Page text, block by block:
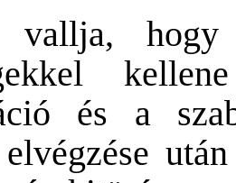
vallja, hogy
és a
elvégzése